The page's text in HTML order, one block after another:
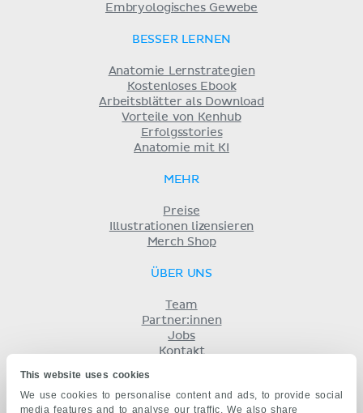
This website uses cookies
We use cookies to personalise content and ads, to provide social
media features and to analyse our traffic. We also share
Embryologisches Gewebe
BESSER LERNEN
Anatomie Lernstrategien
Kostenloses Ebook
Arbeitsblätter als Download
Vorteile von Kenhub
Erfolgsstories
Anatomie mit KI
MEHR
Preise
Illustrationen lizensieren
Merch Shop
ÜBER UNS
Team
Partner:innen
Jobs
Kontakt
Datenschutz